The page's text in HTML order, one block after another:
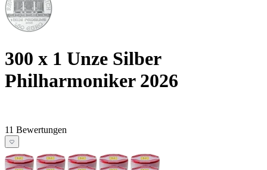
300 x 1 Unze Silber
Philharmoniker 2026
11 Bewertungen